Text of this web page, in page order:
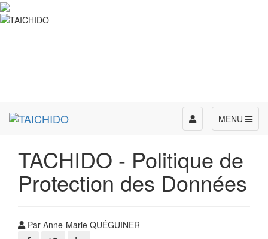
MENU
Toggle
navigation
TACHIDO - Politique de
Protection des Données
Par Anne-Marie QUÉGUINER